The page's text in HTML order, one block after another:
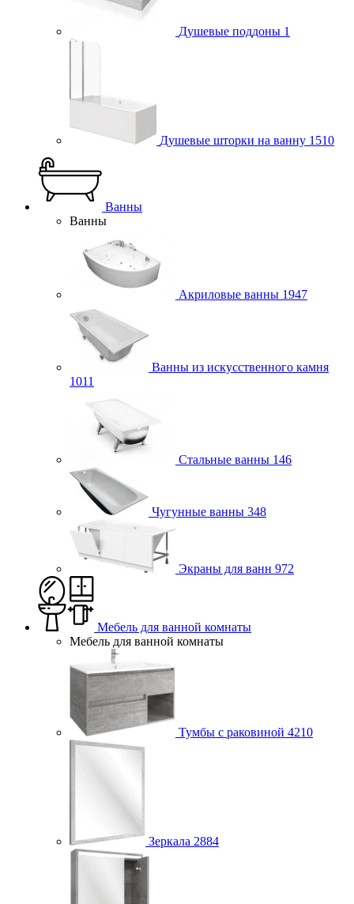
Душевые поддоны 1
Душевые шторки на ванну 1510
Ванны
Ванны
Акриловые ванны 1947
Ванны из искусственного камня
1011
Стальные ванны 146
Чугунные ванны 348
Экраны для ванн 972
Мебель для ванной комнаты
Мебель для ванной комнаты
Тумбы с раковиной 4210
Зеркала 2884